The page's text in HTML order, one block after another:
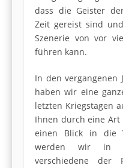
dass die Geister
Zeit gereist sind
Szenerie von vor
führen kann.
In den vergangenen
haben wir eine
letzten Kriegstagen
Ihnen durch eine Art
einen Blick in die
werden wir in
verschiedene der